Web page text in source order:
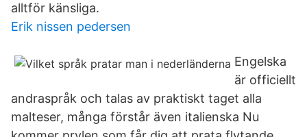
alltför känsliga.
Erik nissen pedersen
Engelska
är officiellt
andraspråk och talas av praktiskt taget alla
malteser, många förstår även italienska Nu